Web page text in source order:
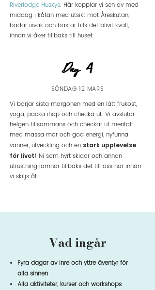
Riverlodge Huskys. Här kopplar vi sen av med
middag i kåtan med utsikt mot Åreskutan,
badar isvak och bastar tills det blivit kväll,
innan vi åker tillbaks till huset.
Dag 4
SÖNDAG 12 MARS
Vi börjar sista morgonen med en lätt frukost,
yoga, packa ihop och checka ut. Vi avslutar
helgen tillsammans och checkar ut mentalt
med massa mör och god energi, nyfunna
vänner, utveckling och en stark upplevelse
för livet! Ni som hyrt skidor och annan
utrustning lämnar tillbaks det till oss här innan
vi skiljs åt.
Vad ingår
Fyra dagar av inre och yttre äventyr för
alla sinnen
Alla aktiviteter, kurser och workshops